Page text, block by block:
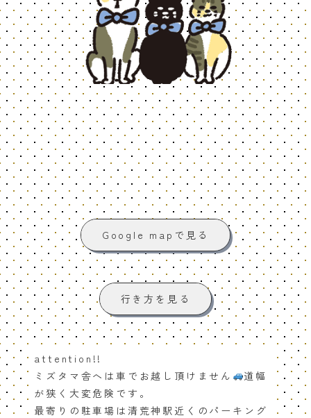
Google mapで見る
行き方を見る
attention!!
ミズタマ舎へは車でお越し頂けません
道幅
が狭く大変危険です。
最寄りの駐車場は清荒神駅近くのパーキング